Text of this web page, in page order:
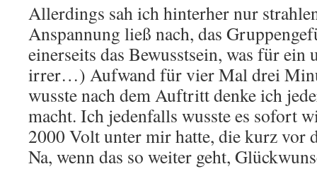
Allerdings sah ich hinterher nur
Anspannung ließ nach, das
einerseits das Bewusstsein, was für
irrer…) Aufwand für vier Mal drei
wusste nach dem Auftritt denke ich
macht. Ich jedenfalls wusste es sofort
2000 Volt unter mir hatte, die kurz vor
Na, wenn das so weiter geht,